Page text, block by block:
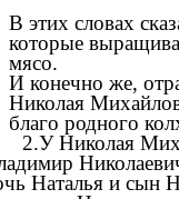
В этих словах
которые
мясо.
И конечно же,
Николая
благо родного
2.У Николая
Наталья и сын